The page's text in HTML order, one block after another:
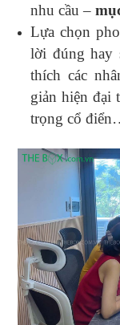
nhu cầu –
Lựa chọn
lời đúng hay
thích các
giản hiện đại
trọng cổ